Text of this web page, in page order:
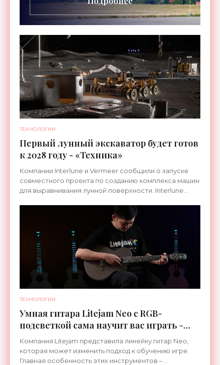
ТЕХНОЛОГИИ
Первый лунный экскаватор будет готов
к 2028 году - «Техника»
Компании Interlune и Vermeer сообщили о запуске
совместного проекта по созданию комплекса машин
для выравнивания лунной поверхности. Interlune
ТЕХНОЛОГИИ
Умная гитара Litejam Neo с RGB-
подсветкой сама научит вас играть -
«Гаджеты»
Компания Litejam представила линейку гитар Neo,
которая может изменить подход к обучению игре.
Главная особенность этих инструментов –